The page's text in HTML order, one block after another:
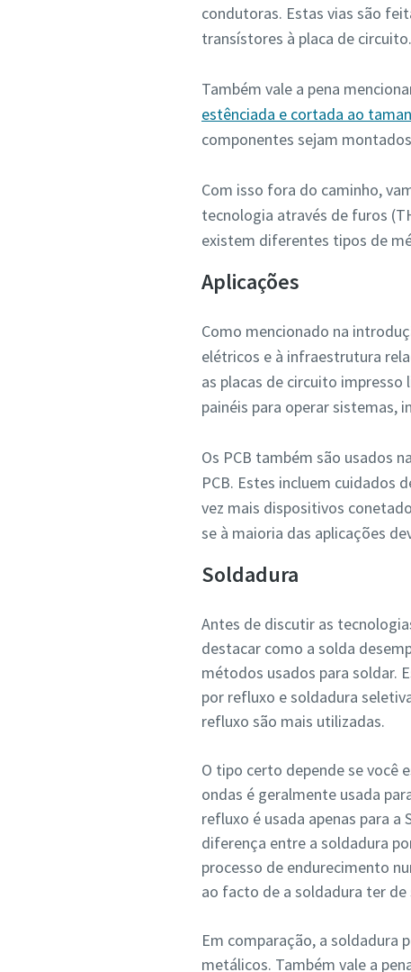
condutoras. Estas vias são
transístores à placa de circuito.
Também vale a pena
estênciada e cortada ao
componentes sejam
Com isso fora do caminho,
tecnologia através de furos
existem diferentes tipos de
Aplicações
Como mencionado na
elétricos e à infraestrutura
as placas de circuito
painéis para operar sistemas,
Os PCB também são usados
PCB. Estes incluem cuidados
vez mais dispositivos
se à maioria das aplicações
Soldadura
Antes de discutir as
destacar como a solda
métodos usados para soldar.
por refluxo e soldadura
refluxo são mais utilizadas.
O tipo certo depende se você
ondas é geralmente usada
refluxo é usada apenas para a
diferença entre a soldadura
processo de endurecimento
ao facto de a soldadura ter
Em comparação, a soldadura
metálicos. Também vale a